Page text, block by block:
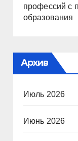
профессий с
образования
Архив
Июль 2026
Июнь 2026